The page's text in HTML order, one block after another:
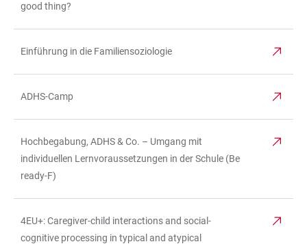
good thing?
Einführung in die Familiensoziologie
ADHS-Camp
Hochbegabung, ADHS & Co. – Umgang mit
individuellen Lernvoraussetzungen in der Schule (Be
ready-F)
4EU+: Caregiver-child interactions and social-
cognitive processing in typical and atypical